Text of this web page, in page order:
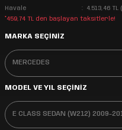
Havale
4.513,46
*459,74 TL den başlayan taksitlerle!
MARKA SEÇİNİZ
MODEL VE YIL SEÇİNİZ